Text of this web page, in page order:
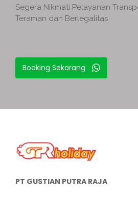
Segera Nikmati Pelayanan
Teraman dan Berlegalitas
Booking Sekarang
PT GUSTIAN PUTRA RAJA